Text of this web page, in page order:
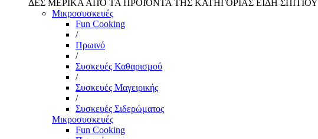
ΔΕΣ ΜΕΡΙΚΑ ΑΠΌ ΤΑ ΠΡΟΪΌΝΤΑ ΤΗΣ ΚΑΤΗΓΟΡΙΑΣ ΕΙΔΗ ΣΠΙΤΙΟΥ
Μικροσυσκευές
Fun Cooking
/
Πρωινό
/
Συσκευές Καθαρισμού
/
Συσκευές Μαγειρικής
/
Συσκευές Σιδερώματος
Μικροσυσκευές
Fun Cooking